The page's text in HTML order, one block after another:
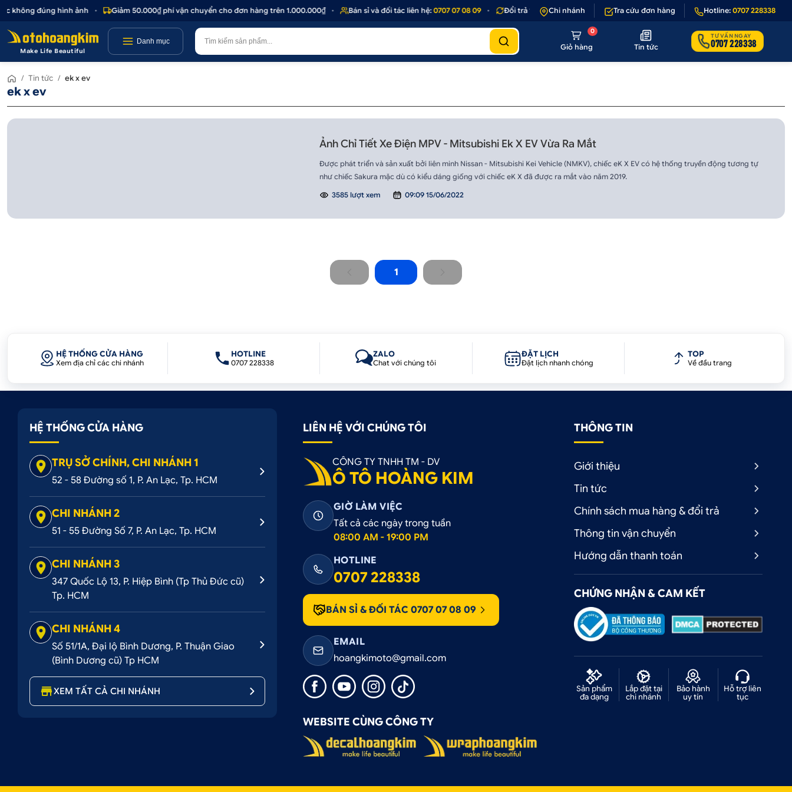
không đúng hình ảnh Giảm 50.000₫ phí vận chuyển cho đơn hàng trên 1.000.000₫ Bán sỉ và đối tác liên hệ:0707 07 08 09 Đổi trả 1 - 1 nếu sản phẩm lỗi hoặc không đúng hình ảnh • Giảm 50.000₫ phí
Chi nhánh Tra cứu đơn hàng Hotline: 0707 228338
Make Life Beautiful
Danh mục
Giỏ hàng
0
Tin tức
TƯ VẤN NGAY
0707 228338
/ Tin tức / ek x ev
ek x ev
Ảnh Chỉ Tiết Xe Điện MPV - Mitsubishi Ek X EV Vừa Ra Mắt
Được phát triển và sản xuất bởi liên minh Nissan - Mitsubishi Kei Vehicle (NMKV), chiếc eK X EV có hệ thống truyền động tương tự
như chiếc Sakura mặc dù có kiểu dáng giống với chiếc eK X đã được ra mắt vào năm 2019.
3585 lượt xem 09:09 15/06/2022
1
HỆ THỐNG CỬA HÀNG
Xem địa chỉ các chi nhánh
HOTLINE
0707 228338
ZALO
Chat với chúng tôi
ĐẶT LỊCH
Đặt lịch nhanh chóng
TOP
Về đầu trang
HỆ THỐNG CỬA HÀNG
TRỤ SỞ CHÍNH, CHI NHÁNH 1
52 - 58 Đường số 1, P. An Lạc, Tp. HCM
CHI NHÁNH 2
51 - 55 Đường Số 7, P. An Lạc, Tp. HCM
CHI NHÁNH 3
347 Quốc Lộ 13, P. Hiệp Bình (Tp Thủ Đức cũ)
Tp. HCM
CHI NHÁNH 4
Số 51/1A, Đại lộ Bình Dương, P. Thuận Giao
(Bình Dương cũ) Tp HCM
XEM TẤT CẢ CHI NHÁNH
LIÊN HỆ VỚI CHÚNG TÔI
CÔNG TY TNHH TM - DV
Ô TÔ HOÀNG KIM
GIỜ LÀM VIỆC
Tất cả các ngày trong tuần
08:00 AM - 19:00 PM
HOTLINE
0707 228338
BÁN SỈ & ĐỐI TÁC 0707 07 08 09
EMAIL
hoangkimoto@gmail.com
WEBSITE CÙNG CÔNG TY
THÔNG TIN
Giới thiệu
Tin tức
Chính sách mua hàng & đổi trả
Thông tin vận chuyển
Hướng dẫn thanh toán
CHỨNG NHẬN & CAM KẾT
Sản phẩm
đa dạng
Lắp đặt tại
chi nhánh
Bảo hành
uy tín
Hỗ trợ liên
tục